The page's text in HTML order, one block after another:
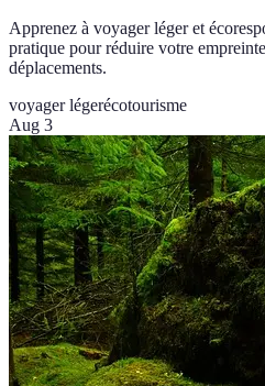
Apprenez à voyager léger et
pratique pour réduire votre
déplacements.
voyager légerécotourisme
Aug 3